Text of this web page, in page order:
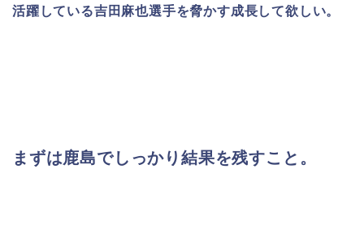
活躍している吉田麻也選手を脅かす成長して欲しい。
まずは鹿島でしっかり結果を残すこと。